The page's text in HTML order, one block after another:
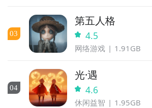
03
第五人格
4.5
网络游戏 1.91GB
04
光·遇
4.6
休闲益智 1.95GB